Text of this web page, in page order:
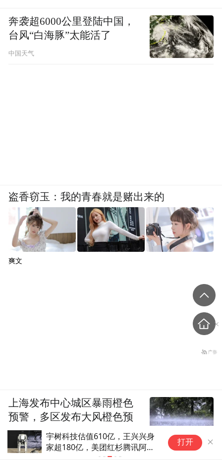
宇树科技估值610亿，王兴兴身
家超180亿，美团红杉腾讯阿里
华人健康：
注册申请获
打开
奔袭超6000公里登陆中国，
台风“白海豚”太能活了
中国天气
盗香窃玉：我的青春就是赌出来的
爽文
上海发布中心城区暴雨橙色
预警，多区发布大风橙色预
警信号